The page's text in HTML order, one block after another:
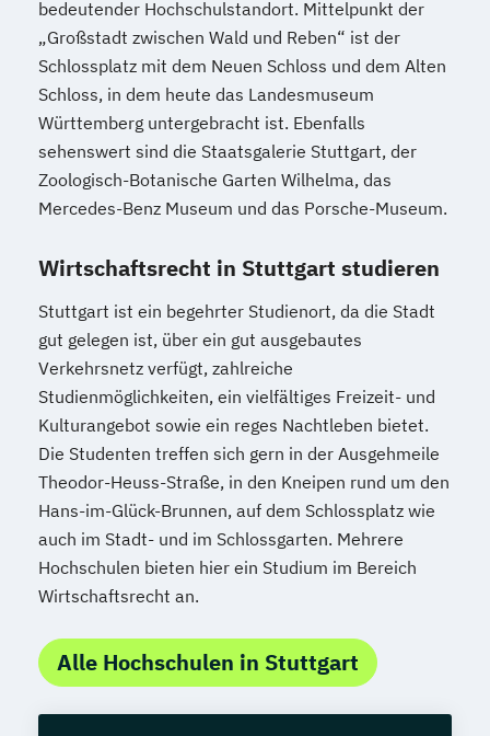
bedeutender Hochschulstandort. Mittelpunkt der
„Großstadt zwischen Wald und Reben“ ist der
Schlossplatz mit dem Neuen Schloss und dem Alten
Schloss, in dem heute das Landesmuseum
Württemberg untergebracht ist. Ebenfalls
sehenswert sind die Staatsgalerie Stuttgart, der
Zoologisch-Botanische Garten Wilhelma, das
Mercedes-Benz Museum und das Porsche-Museum.
Wirtschaftsrecht in Stuttgart studieren
Stuttgart ist ein begehrter Studienort, da die Stadt
gut gelegen ist, über ein gut ausgebautes
Verkehrsnetz verfügt, zahlreiche
Studienmöglichkeiten, ein vielfältiges Freizeit- und
Kulturangebot sowie ein reges Nachtleben bietet.
Die Studenten treffen sich gern in der Ausgehmeile
Theodor-Heuss-Straße, in den Kneipen rund um den
Hans-im-Glück-Brunnen, auf dem Schlossplatz wie
auch im Stadt- und im Schlossgarten. Mehrere
Hochschulen bieten hier ein Studium im Bereich
Wirtschaftsrecht an.
Alle Hochschulen in Stuttgart